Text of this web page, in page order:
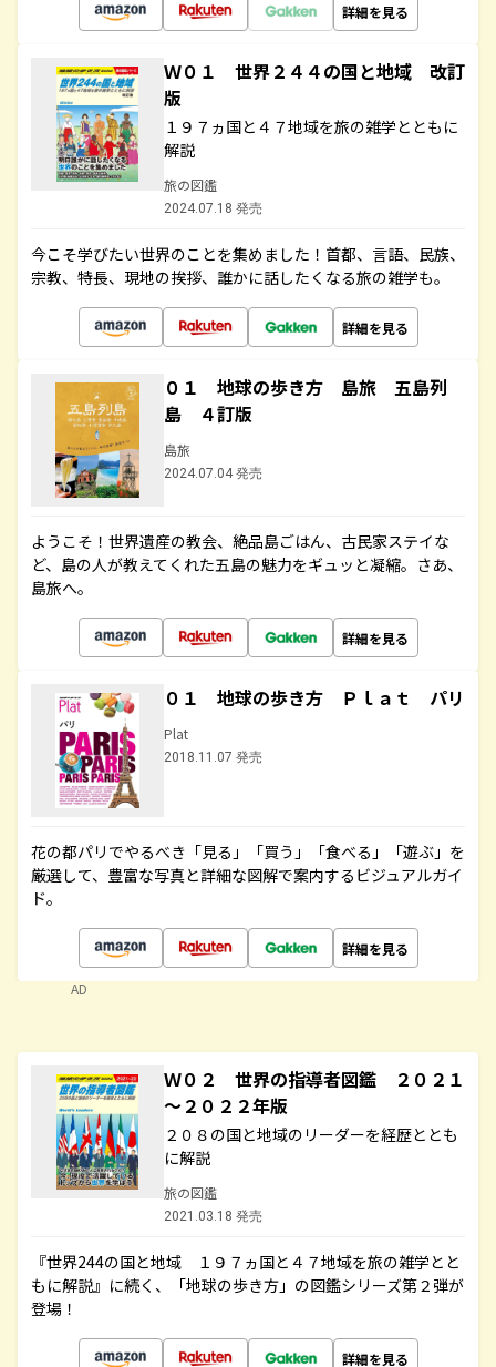
詳細を見る
Ｗ０１ 世界２４４の国と地域 改訂
版
１９７ヵ国と４７地域を旅の雑学とともに
解説
旅の図鑑
2024.07.18 発売
今こそ学びたい世界のことを集めました！首都、言語、民族、
宗教、特長、現地の挨拶、誰かに話したくなる旅の雑学も。
詳細を見る
０１ 地球の歩き方 島旅 五島列
島 ４訂版
島旅
2024.07.04 発売
ようこそ！世界遺産の教会、絶品島ごはん、古民家ステイな
ど、島の人が教えてくれた五島の魅力をギュッと凝縮。さあ、
島旅へ。
詳細を見る
０１ 地球の歩き方 Ｐｌａｔ パリ
Plat
2018.11.07 発売
花の都パリでやるべき「見る」「買う」「食べる」「遊ぶ」を
厳選して、豊富な写真と詳細な図解で案内するビジュアルガイ
ド。
詳細を見る
AD
Ｗ０２ 世界の指導者図鑑 ２０２１
～２０２２年版
２０８の国と地域のリーダーを経歴ととも
に解説
旅の図鑑
2021.03.18 発売
『世界244の国と地域 １９７ヵ国と４７地域を旅の雑学とと
もに解説』に続く、「地球の歩き方」の図鑑シリーズ第２弾が
登場！
詳細を見る